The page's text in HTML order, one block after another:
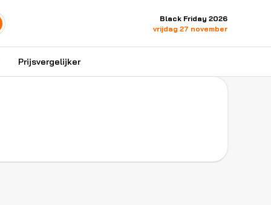
Black Friday 2026
vrijdag 27 november
Prijsvergelijker